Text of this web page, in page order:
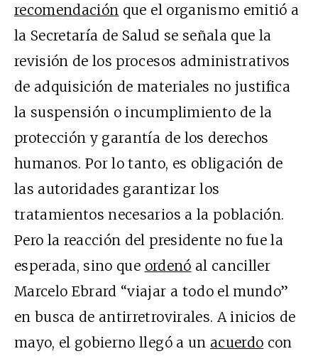
recomendación que el organismo emitió a
la Secretaría de Salud se señala que la
revisión de los procesos administrativos
de adquisición de materiales no justifica
la suspensión o incumplimiento de la
protección y garantía de los derechos
humanos. Por lo tanto, es obligación de
las autoridades garantizar los
tratamientos necesarios a la población.
Pero la reacción del presidente no fue la
esperada, sino que ordenó al canciller
Marcelo Ebrard “viajar a todo el mundo”
en busca de antirretrovirales. A inicios de
mayo, el gobierno llegó a un acuerdo con